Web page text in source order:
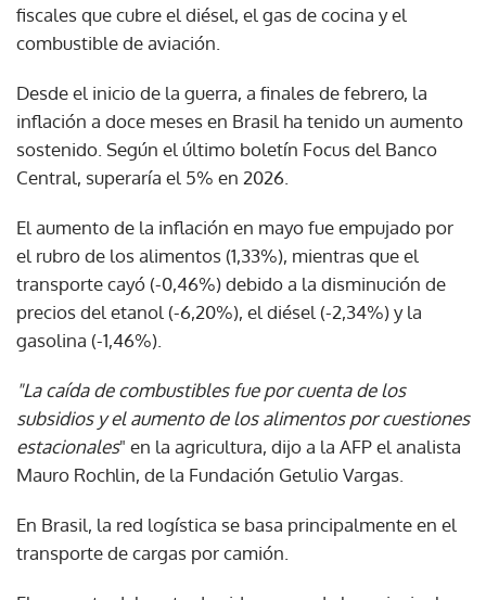
fiscales que cubre el diésel, el gas de cocina y el
combustible de aviación.
Desde el inicio de la guerra, a finales de febrero, la
inflación a doce meses en Brasil ha tenido un aumento
sostenido. Según el último boletín Focus del Banco
Central, superaría el 5% en 2026.
El aumento de la inflación en mayo fue empujado por
el rubro de los alimentos (1,33%), mientras que el
transporte cayó (-0,46%) debido a la disminución de
precios del etanol (-6,20%), el diésel (-2,34%) y la
gasolina (-1,46%).
"La caída de combustibles fue por cuenta de los
subsidios y el aumento de los alimentos por cuestiones
estacionales" en la agricultura, dijo a la AFP el analista
Mauro Rochlin, de la Fundación Getulio Vargas.
En Brasil, la red logística se basa principalmente en el
transporte de cargas por camión.